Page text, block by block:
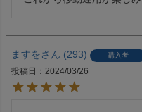
ますを 293 購入者
投稿日
2024/03/26